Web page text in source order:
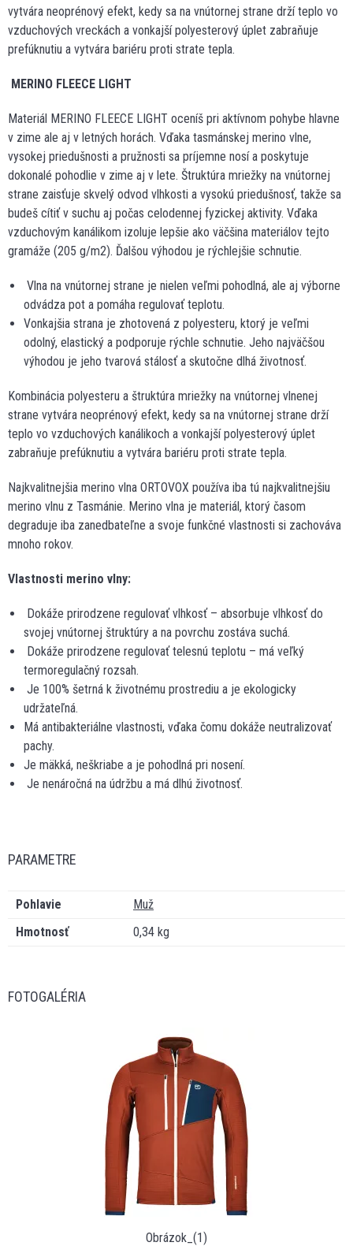
vytvára neoprénový efekt, kedy sa na vnútornej strane drží teplo vo
vzduchových vreckách a vonkajší polyesterový úplet zabraňuje
prefúknutiu a vytvára bariéru proti strate tepla.
MERINO FLEECE LIGHT
Materiál MERINO FLEECE LIGHT oceníš pri aktívnom pohybe hlavne
v zime ale aj v letných horách. Vďaka tasmánskej merino vlne,
vysokej priedušnosti a pružnosti sa príjemne nosí a poskytuje
dokonalé pohodlie v zime aj v lete. Štruktúra mriežky na vnútornej
strane zaisťuje skvelý odvod vlhkosti a vysokú priedušnosť, takže sa
budeš cítiť v suchu aj počas celodennej fyzickej aktivity. Vďaka
vzduchovým kanálikom izoluje lepšie ako väčšina materiálov tejto
gramáže (205 g/m2). Ďalšou výhodou je rýchlejšie schnutie.
Vlna na vnútornej strane je nielen veľmi pohodlná, ale aj výborne
odvádza pot a pomáha regulovať teplotu.
Vonkajšia strana je zhotovená z polyesteru, ktorý je veľmi
odolný, elastický a podporuje rýchle schnutie. Jeho najväčšou
výhodou je jeho tvarová stálosť a skutočne dlhá životnosť.
Kombinácia polyesteru a štruktúra mriežky na vnútornej vlnenej
strane vytvára neoprénový efekt, kedy sa na vnútornej strane drží
teplo vo vzduchových kanálikoch a vonkajší polyesterový úplet
zabraňuje prefúknutiu a vytvára bariéru proti strate tepla.
Najkvalitnejšia merino vlna ORTOVOX používa iba tú najkvalitnejšiu
merino vlnu z Tasmánie. Merino vlna je materiál, ktorý časom
degraduje iba zanedbateľne a svoje funkčné vlastnosti si zachováva
mnoho rokov.
Vlastnosti merino vlny:
Dokáže prirodzene regulovať vlhkosť – absorbuje vlhkosť do
svojej vnútornej štruktúry a na povrchu zostáva suchá.
Dokáže prirodzene regulovať telesnú teplotu – má veľký
termoregulačný rozsah.
Je 100% šetrná k životnému prostrediu a je ekologicky
udržateľná.
Má antibakteriálne vlastnosti, vďaka čomu dokáže neutralizovať
pachy.
Je mäkká, neškriabe a je pohodlná pri nosení.
Je nenáročná na údržbu a má dlhú životnosť.
PARAMETRE
Pohlavie
Muž
Hmotnosť
0,34 kg
FOTOGALÉRIA
Obrázok_(1)